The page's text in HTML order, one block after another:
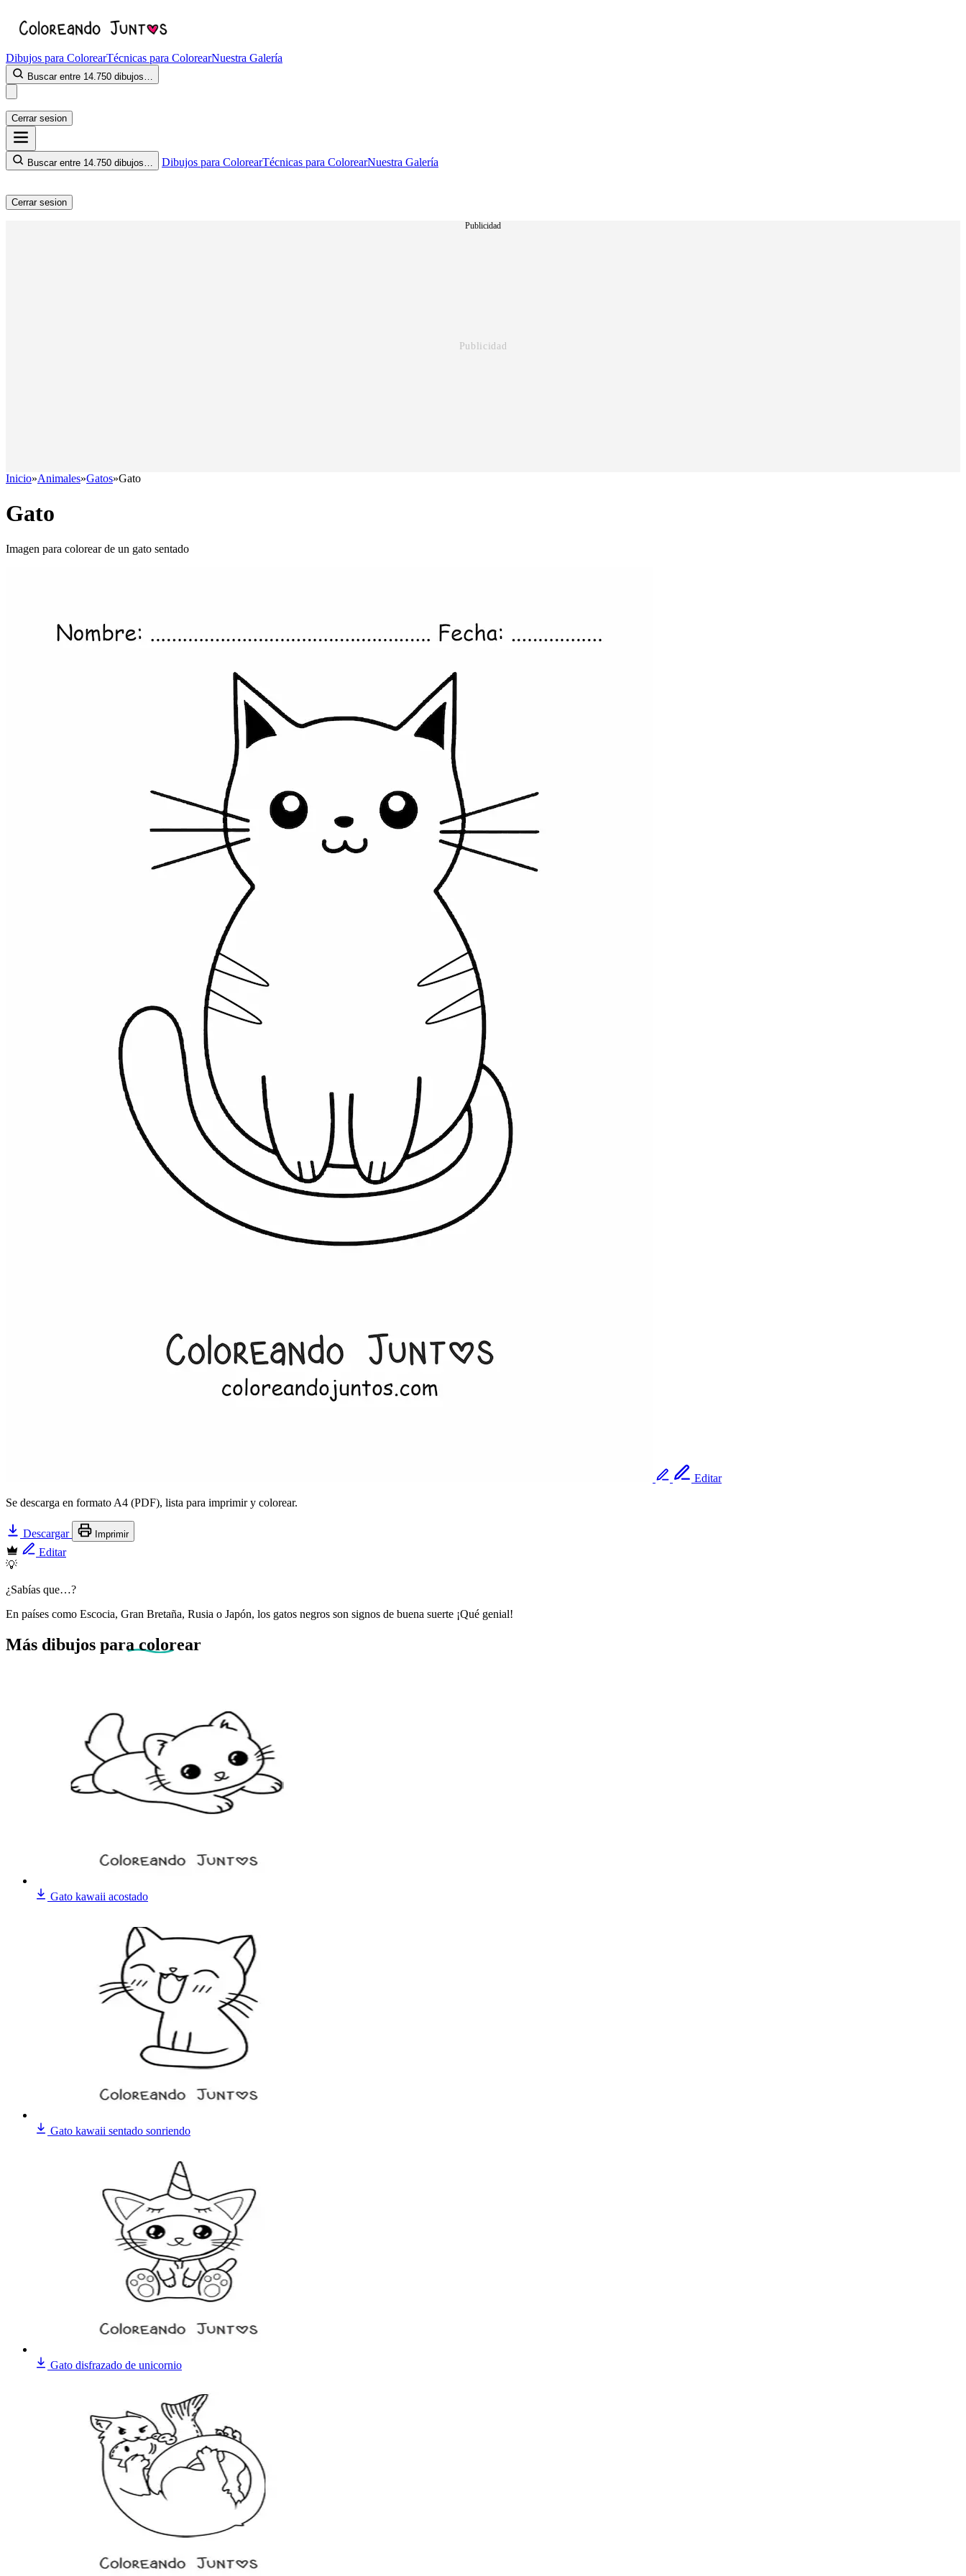
Dibujos para ColorearTécnicas para ColorearNuestra Galería
Buscar entre 14.750 dibujos…
Cerrar sesion
Buscar entre 14.750 dibujos… Dibujos para ColorearTécnicas para ColorearNuestra Galería
Cerrar sesion
Publicidad
Inicio»Animales»Gatos»Gato
Gato
Imagen para colorear de un gato sentado
Editar
Se descarga en formato A4 (PDF), lista para imprimir y colorear.
Descargar Imprimir
Editar
💡
¿Sabías que…?
En países como Escocia, Gran Bretaña, Rusia o Japón, los gatos negros son signos de buena suerte ¡Qué genial!
Más dibujos para colorear
Gato kawaii acostado
Gato kawaii sentado sonriendo
Gato disfrazado de unicornio